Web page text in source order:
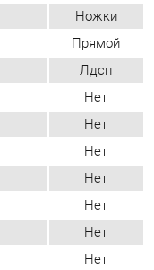
Нет
Нет
Нет
Нет
Нет
Нет
Стол для
заседаний
Большой